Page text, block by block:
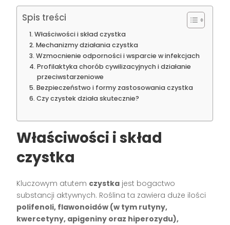
Spis treści
Właściwości i skład czystka
Mechanizmy działania czystka
Wzmocnienie odporności i wsparcie w infekcjach
Profilaktyka chorób cywilizacyjnych i działanie
przeciwstarzeniowe
Bezpieczeństwo i formy zastosowania czystka
Czy czystek działa skutecznie?
Właściwości i skład
czystka
Kluczowym atutem czystka jest bogactwo
substancji aktywnych. Roślina ta zawiera duże ilości
polifenoli, flawonoidów (w tym rutyny,
kwercetyny, apigeniny oraz hiperozydu),